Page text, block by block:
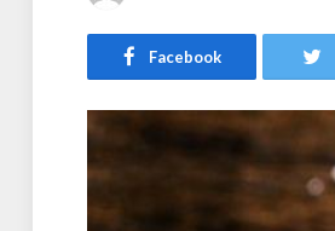
Facebook